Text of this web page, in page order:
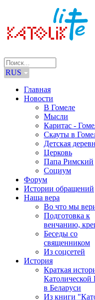
RUS
Главная
Новости
В Гомеле
Мысли
Каритас -
Скауты в
Детская
Церковь
Папа Римский
Социум
Форум
Истории обращений
Наша вера
Во что мы
Подготовка к
венчанию,
Беседы со
священником
Из соцсетей
История
Краткая
Католической
в Беларуси
Из книги